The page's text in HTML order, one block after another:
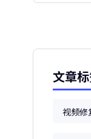
文章
视频修